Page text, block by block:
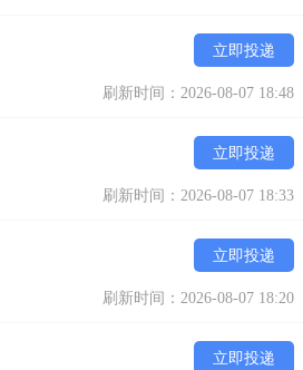
立即投递
刷新时间：2026-08-07 18:48
立即投递
刷新时间：2026-08-07 18:33
立即投递
刷新时间：2026-08-07 18:20
立即投递